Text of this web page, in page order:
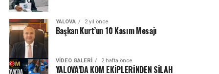
YALOVA 2 yıl önce
Başkan Kurt’un 10 Kasım Mesajı
VIDEO GALERI 2 hafta önce
YALOVA’DA KOM EKİPLERİNDEN SİLAH